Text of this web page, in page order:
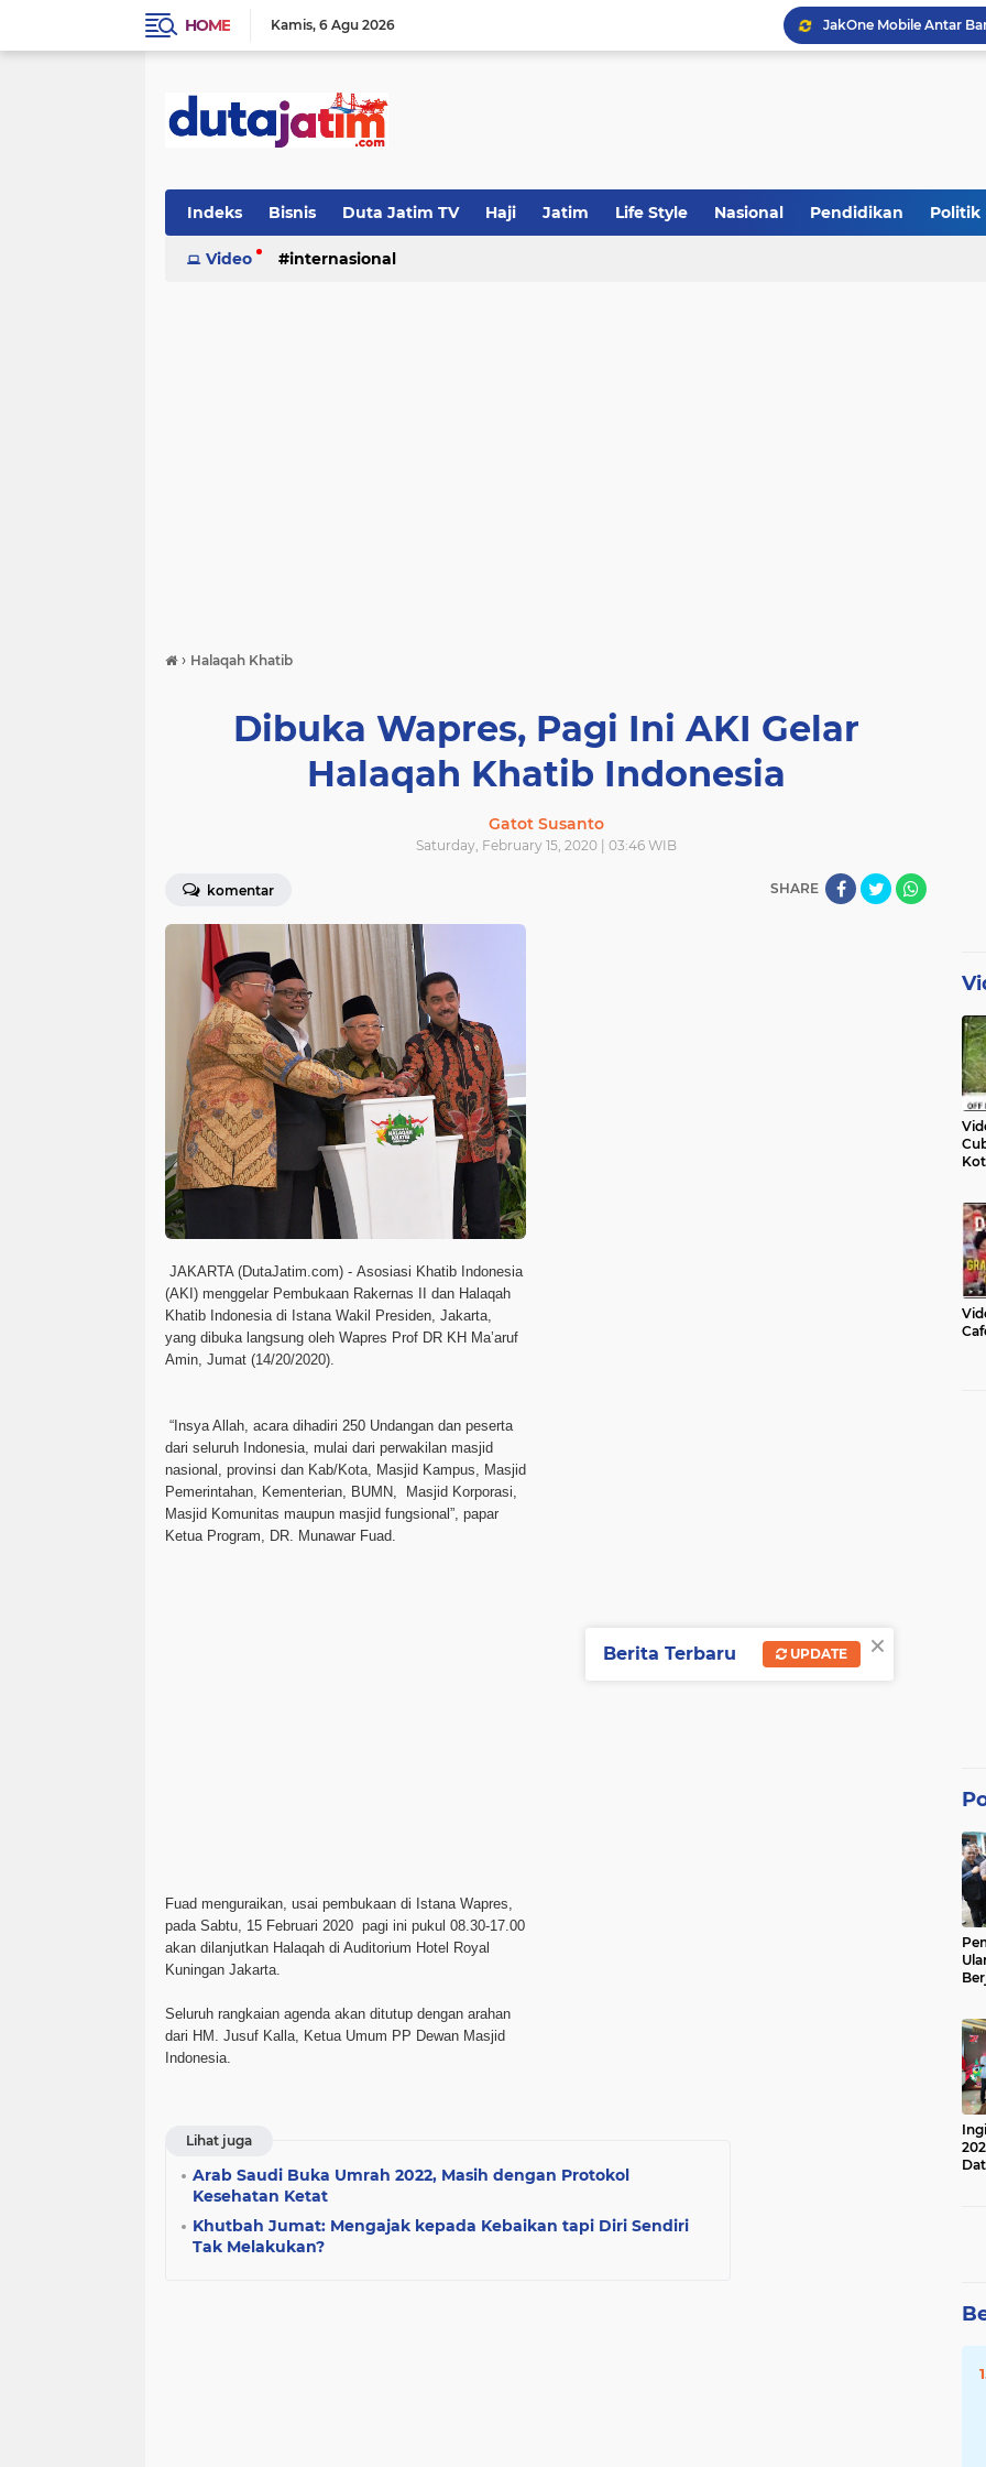
HOME Kamis 6 Agu 2026
JakOne Mobile Antar
Calon Ketum PBNU,
Indeks Bisnis Duta Jatim TV Haji Jatim Life Style Nasional Pendidikan Politik
Video internasional
› Halaqah Khatib
Dibuka Wapres, Pagi Ini AKI Gelar
Halaqah Khatib Indonesia
Gatot Susanto
Saturday, February 15, 2020 | 03:46 WIB
komentar SHARE
JAKARTA (DutaJatim.com) - Asosiasi Khatib Indonesia
(AKI) menggelar Pembukaan Rakernas II dan Halaqah
Khatib Indonesia di Istana Wakil Presiden, Jakarta,
yang dibuka langsung oleh Wapres Prof DR KH Ma’aruf
Amin, Jumat (14/20/2020).
“Insya Allah, acara dihadiri 250 Undangan dan peserta
dari seluruh Indonesia, mulai dari perwakilan masjid
nasional, provinsi dan Kab/Kota, Masjid Kampus, Masjid
Pemerintahan, Kementerian, BUMN, Masjid Korporasi,
Masjid Komunitas maupun masjid fungsional”, papar
Ketua Program, DR. Munawar Fuad.
Fuad menguraikan, usai pembukaan di Istana Wapres,
pada Sabtu, 15 Februari 2020 pagi ini pukul 08.30-17.00
akan dilanjutkan Halaqah di Auditorium Hotel Royal
Kuningan Jakarta.
Seluruh rangkaian agenda akan ditutup dengan arahan
dari HM. Jusuf Kalla, Ketua Umum PP Dewan Masjid
Indonesia.
Lihat juga
Arab Saudi Buka Umrah 2022, Masih dengan Protokol
Kesehatan Ketat
Khutbah Jumat: Mengajak kepada Kebaikan tapi Diri Sendiri
Tak Melakukan?
×
Berita Terbaru UPDATE